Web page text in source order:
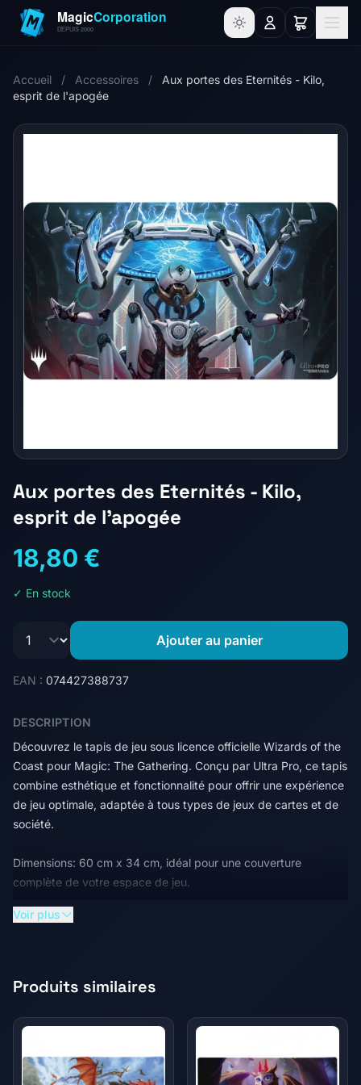
Accueil / Accessoires /
Aux portes des Eternités - Kilo,
esprit de l'apogée
Aux portes des Eternités - Kilo,
esprit de l'apogée
18,80 €
✓ En stock
Ajouter au panier
EAN : 074427388737
DESCRIPTION
Découvrez le tapis de jeu sous licence officielle Wizards of the
Coast pour Magic: The Gathering. Conçu par Ultra Pro, ce tapis
combine esthétique et fonctionnalité pour offrir une expérience
de jeu optimale, adaptée à tous types de jeux de cartes et de
société.
Dimensions: 60 cm x 34 cm, idéal pour une couverture
complète de votre espace de jeu.
Surface supérieure lisse: Permet un glissement facile des
supplémentaire pour vos tables contre les impacts de dés et
Matériau antidérapant: La base du tapis est conçue pour rester
Voir plus
Produits similaires